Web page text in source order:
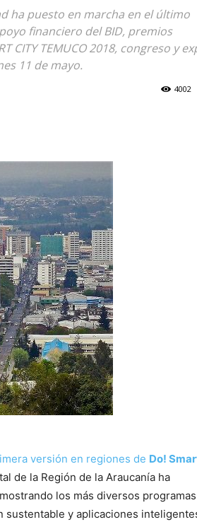
ha puesto en marcha en el último
financiero del BID, premios
CITY TEMUCO 2018, congreso y
11 de mayo.
4002
versión en regiones de Do!
de la Región de la Araucanía ha
los más diversos
y aplicaciones